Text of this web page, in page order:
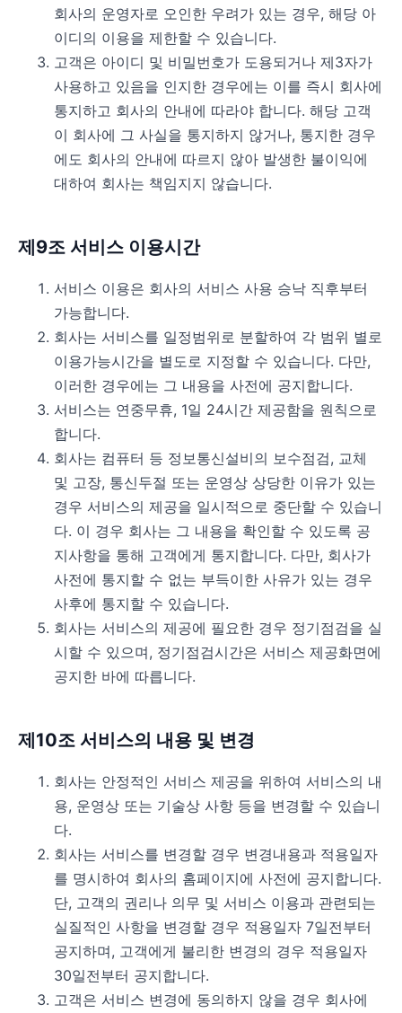
회사의 운영자로 오인한 우려가 있는 경우, 해당 아
이디의 이용을 제한할 수 있습니다.
고객은 아이디 및 비밀번호가 도용되거나 제3자가
사용하고 있음을 인지한 경우에는 이를 즉시 회사에
통지하고 회사의 안내에 따라야 합니다. 해당 고객
이 회사에 그 사실을 통지하지 않거나, 통지한 경우
에도 회사의 안내에 따르지 않아 발생한 불이익에
대하여 회사는 책임지지 않습니다.
제9조 서비스 이용시간
서비스 이용은 회사의 서비스 사용 승낙 직후부터
가능합니다.
회사는 서비스를 일정범위로 분할하여 각 범위 별로
이용가능시간을 별도로 지정할 수 있습니다. 다만,
이러한 경우에는 그 내용을 사전에 공지합니다.
서비스는 연중무휴, 1일 24시간 제공함을 원칙으로
합니다.
회사는 컴퓨터 등 정보통신설비의 보수점검, 교체
및 고장, 통신두절 또는 운영상 상당한 이유가 있는
경우 서비스의 제공을 일시적으로 중단할 수 있습니
다. 이 경우 회사는 그 내용을 확인할 수 있도록 공
지사항을 통해 고객에게 통지합니다. 다만, 회사가
사전에 통지할 수 없는 부득이한 사유가 있는 경우
사후에 통지할 수 있습니다.
회사는 서비스의 제공에 필요한 경우 정기점검을 실
시할 수 있으며, 정기점검시간은 서비스 제공화면에
공지한 바에 따릅니다.
제10조 서비스의 내용 및 변경
회사는 안정적인 서비스 제공을 위하여 서비스의 내
용, 운영상 또는 기술상 사항 등을 변경할 수 있습니
다.
회사는 서비스를 변경할 경우 변경내용과 적용일자
를 명시하여 회사의 홈페이지에 사전에 공지합니다.
단, 고객의 권리나 의무 및 서비스 이용과 관련되는
실질적인 사항을 변경할 경우 적용일자 7일전부터
공지하며, 고객에게 불리한 변경의 경우 적용일자
30일전부터 공지합니다.
고객은 서비스 변경에 동의하지 않을 경우 회사에